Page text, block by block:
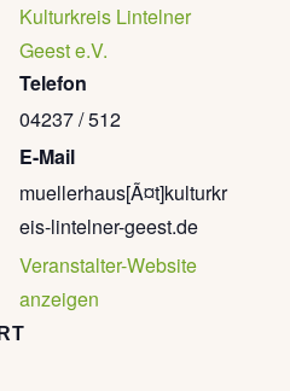
Kulturkreis Lintelner
Geest e.V.
Telefon
04237 / 512
E-Mail
muellerhaus[Ã¤t]kulturkr
eis-lintelner-geest.de
Veranstalter-Website
anzeigen